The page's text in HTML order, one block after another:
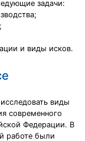
задачи:
и виды исков.
виды
современного
Федерации. В
работе были